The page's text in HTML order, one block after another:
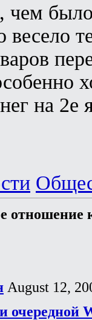
чем
весело
на 2е
отношение
August 12,
очередной